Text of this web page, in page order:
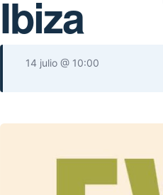
Ibiza
14 julio @ 10:00